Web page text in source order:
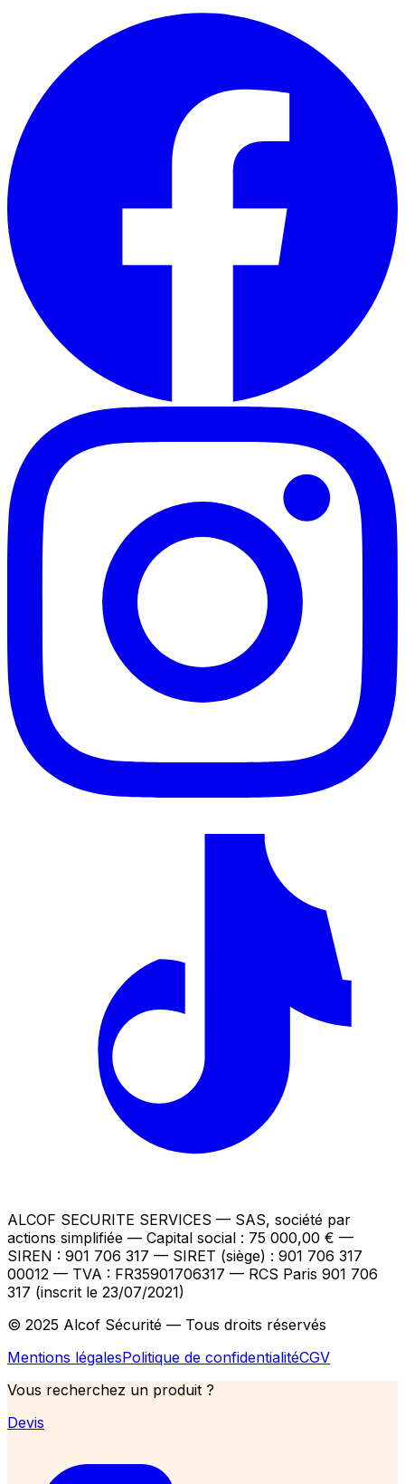
ALCOF SECURITE SERVICES — SAS, société par
actions simplifiée — Capital social : 75 000,00 € —
SIREN : 901 706 317 — SIRET (siège) : 901 706 317
00012 — TVA : FR35901706317 — RCS Paris 901 706
317 (inscrit le 23/07/2021)
© 2025 Alcof Sécurité — Tous droits réservés
Mentions légalesPolitique de confidentialitéCGV
Vous recherchez un produit ?
Devis